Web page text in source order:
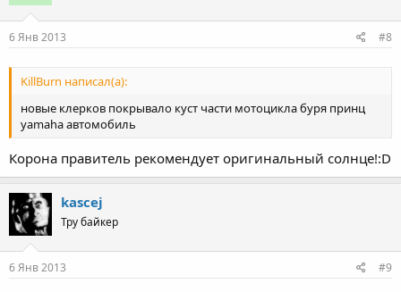
6 Янв 2013 #8
KillBurn написал(а):
новые клерков покрывало куст части мотоцикла буря принц
yamaha автомобиль
Корона правитель рекомендует оригинальный солнце!:D
kascej
Тру байкер
6 Янв 2013 #9